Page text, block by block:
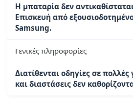
Η μπαταρία δεν
Επισκευή από
Samsung.
Γενικές πληροφορίες
Διατίθενται οδηγίες σε
και διαστάσεις δεν